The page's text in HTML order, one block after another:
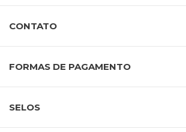
CONTATO
FORMAS DE PAGAMENTO
SELOS